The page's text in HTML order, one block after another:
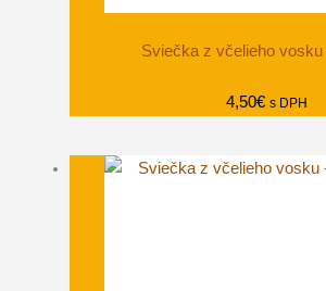
Sviečka z včelieho
4,50€ s DPH